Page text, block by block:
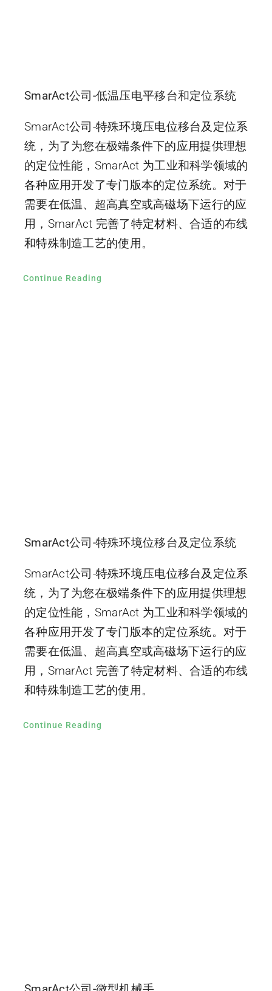
SmarAct公司-低温压电平移台和定位系统
SmarAct公司-特殊环境压电位移台及定位系
统，为了为您在极端条件下的应用提供理想
的定位性能，SmarAct 为工业和科学领域的
各种应用开发了专门版本的定位系统。对于
需要在低温、超高真空或高磁场下运行的应
用，SmarAct 完善了特定材料、合适的布线
和特殊制造工艺的使用。
Continue Reading
SmarAct公司-特殊环境位移台及定位系统
SmarAct公司-特殊环境压电位移台及定位系
统，为了为您在极端条件下的应用提供理想
的定位性能，SmarAct 为工业和科学领域的
各种应用开发了专门版本的定位系统。对于
需要在低温、超高真空或高磁场下运行的应
用，SmarAct 完善了特定材料、合适的布线
和特殊制造工艺的使用。
Continue Reading